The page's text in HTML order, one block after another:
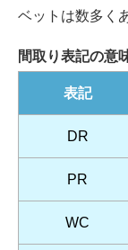
ベットは数多く
間取り表記の意
表記
DR
PR
WC